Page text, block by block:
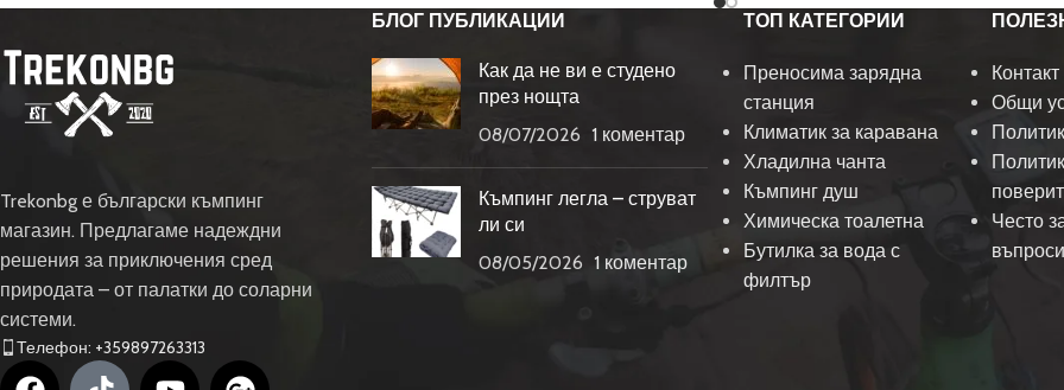
Trekonbg е български къмпинг
магазин. Предлагаме надеждни
решения за приключения сред
природата – от палатки до соларни
системи.
Телефон: +359897263313
БЛОГ ПУБЛИКАЦИИ
Как да не ви е студено
през нощта
08/07/2026 1 коментар
Къмпинг легла – струват
ли си
08/05/2026 1 коментар
ТОП КАТЕГОРИИ
Преносима зарядна
станция
Климатик за каравана
Хладилна чанта
Къмпинг душ
Химическа тоалетна
Бутилка за вода с
филтър
Контакт
Общи
Често
въпроси